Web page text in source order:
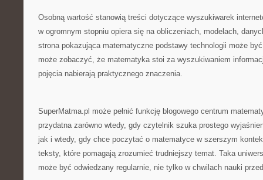
Osobną wartość stanowią treści dotyczące wyszukiwarek
w ogromnym stopniu opiera się na obliczeniach, modelach,
strona pokazująca matematyczne podstawy technologii może
może zobaczyć, że matematyka stoi za wyszukiwaniem
pojęcia nabierają praktycznego znaczenia.
SuperMatma.pl może pełnić funkcję blogowego centrum
przydatna zarówno wtedy, gdy czytelnik szuka prostego
jak i wtedy, gdy chce poczytać o matematyce w szerszym
teksty, które pomagają zrozumieć trudniejszy temat. Taka
może być odwiedzany regularnie, nie tylko w chwilach nauki